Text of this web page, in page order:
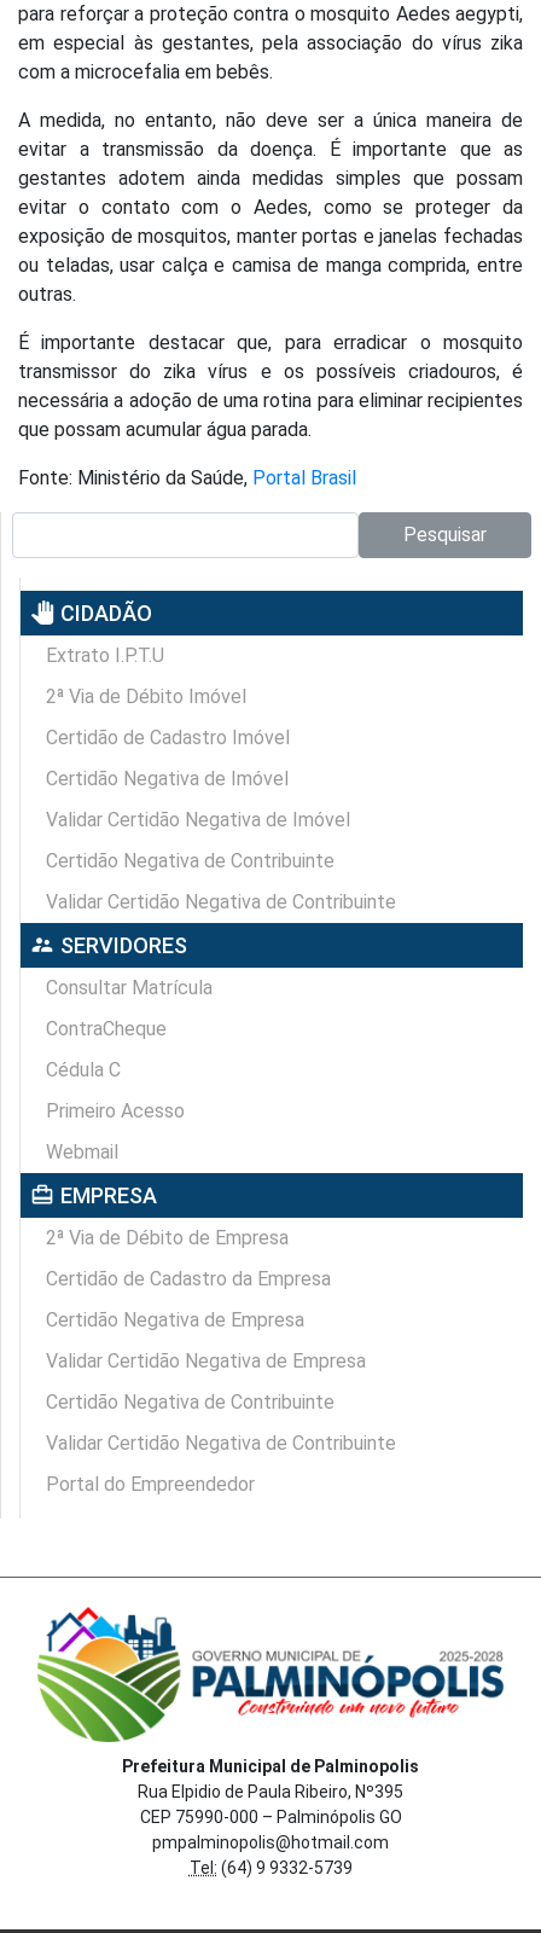
para reforçar a proteção contra o mosquito Aedes aegypti,
em especial às gestantes, pela associação do vírus zika
com a microcefalia em bebês.
A medida, no entanto, não deve ser a única maneira de
evitar a transmissão da doença. É importante que as
gestantes adotem ainda medidas simples que possam
evitar o contato com o Aedes, como se proteger da
exposição de mosquitos, manter portas e janelas fechadas
ou teladas, usar calça e camisa de manga comprida, entre
outras.
É importante destacar que, para erradicar o mosquito
transmissor do zika vírus e os possíveis criadouros, é
necessária a adoção de uma rotina para eliminar recipientes
que possam acumular água parada.
Fonte: Ministério da Saúde, Portal Brasil
Pesquisar
pan_tool CIDADÃO
Extrato I.P.T.U
2ª Via de Débito Imóvel
Certidão de Cadastro Imóvel
Certidão Negativa de Imóvel
Validar Certidão Negativa de Imóvel
Certidão Negativa de Contribuinte
Validar Certidão Negativa de Contribuinte
supervisor_account SERVIDORES
Consultar Matrícula
ContraCheque
Cédula C
Primeiro Acesso
Webmail
card_travel EMPRESA
2ª Via de Débito de Empresa
Certidão de Cadastro da Empresa
Certidão Negativa de Empresa
Validar Certidão Negativa de Empresa
Certidão Negativa de Contribuinte
Validar Certidão Negativa de Contribuinte
Portal do Empreendedor
Prefeitura Municipal de Palminopolis
Rua Elpidio de Paula Ribeiro, Nº395
CEP 75990-000 – Palminópolis GO
pmpalminopolis@hotmail.com
Tel: (64) 9 9332-5739